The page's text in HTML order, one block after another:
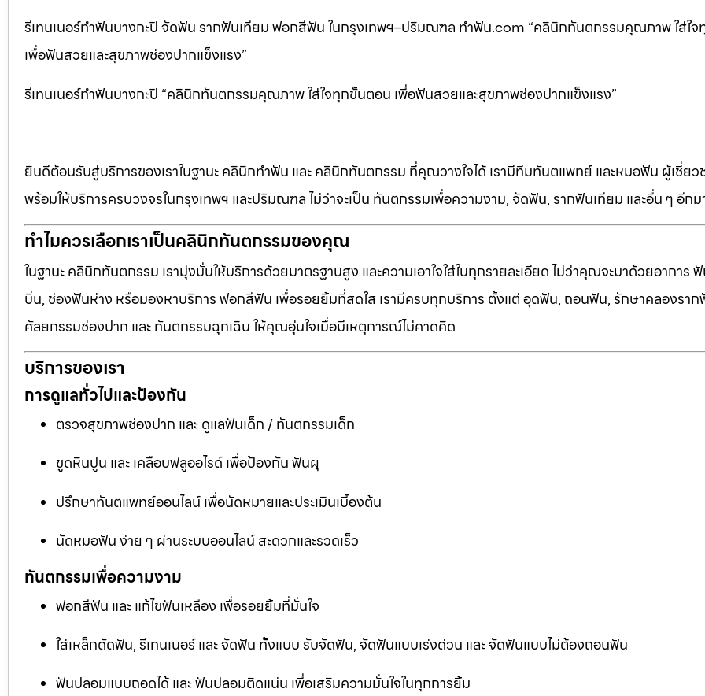
รีเทนเนอร์ทำฟันบางกะปิ จัดฟัน รากฟันเทียม ฟอกสีฟัน ในกรุงเทพฯ–ปริมณฑล ทำฟัน.com “คลินิกทันตกรรมคุณภาพ ใส่ใ
เพื่อฟันสวยและสุขภาพช่องปากแข็งแรง”
รีเทนเนอร์ทำฟันบางกะปิ “คลินิกทันตกรรมคุณภาพ ใส่ใจทุกขั้นตอน เพื่อฟันสวยและสุขภาพช่องปากแข็งแรง”
ยินดีต้อนรับสู่บริการของเราในฐานะ คลินิกทำฟัน และ คลินิกทันตกรรม ที่คุณวางใจได้ เรามีทีมทันตแพทย์ และหมอฟัน ผู้เชี่ย
พร้อมให้บริการครบวงจรในกรุงเทพฯ และปริมณฑล ไม่ว่าจะเป็น ทันตกรรมเพื่อความงาม, จัดฟัน, รากฟันเทียม และอื่น ๆ อีก
ทำไมควรเลือกเราเป็นคลินิกทันตกรรมของคุณ
ในฐานะ คลินิกทันตกรรม เรามุ่งมั่นให้บริการด้วยมาตรฐานสูง และความเอาใจใส่ในทุกรายละเอียด ไม่ว่าคุณจะมาด้วยอาการ
บิ่น, ช่องฟันห่าง หรือมองหาบริการ ฟอกสีฟัน เพื่อรอยยิ้มที่สดใส เรามีครบทุกบริการ ตั้งแต่ อุดฟัน, ถอนฟัน, รักษาคลองรา
ศัลยกรรมช่องปาก และ ทันตกรรมฉุกเฉิน ให้คุณอุ่นใจเมื่อมีเหตุการณ์ไม่คาดคิด
บริการของเรา
การดูแลทั่วไปและป้องกัน
ตรวจสุขภาพช่องปาก และ ดูแลฟันเด็ก / ทันตกรรมเด็ก
ขูดหินปูน และ เคลือบฟลูออไรด์ เพื่อป้องกัน ฟันผุ
ปรึกษาทันตแพทย์ออนไลน์ เพื่อนัดหมายและประเมินเบื้องต้น
นัดหมอฟัน ง่าย ๆ ผ่านระบบออนไลน์ สะดวกและรวดเร็ว
ทันตกรรมเพื่อความงาม
ฟอกสีฟัน และ แก้ไขฟันเหลือง เพื่อรอยยิ้มที่มั่นใจ
ใส่เหล็กดัดฟัน, รีเทนเนอร์ และ จัดฟัน ทั้งแบบ รับจัดฟัน, จัดฟันแบบเร่งด่วน และ จัดฟันแบบไม่ต้องถอนฟัน
ฟันปลอมแบบถอดได้ และ ฟันปลอมติดแน่น เพื่อเสริมความมั่นใจในทุกการยิ้ม